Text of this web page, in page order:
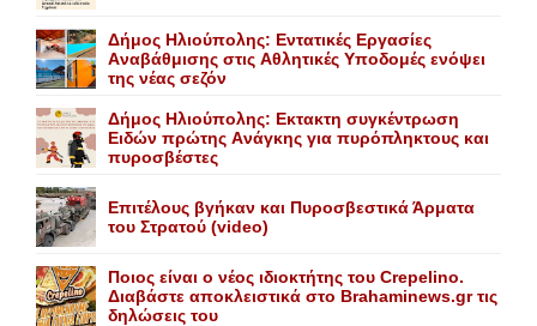
Δήμος Ηλιούπολης: Eντατικές Eργασίες
Aναβάθμισης στις Aθλητικές Yποδομές ενόψει
της νέας σεζόν
Δήμος Ηλιούπολης: Eκτακτη συγκέντρωση
Eιδών πρώτης Aνάγκης για πυρόπληκτους και
πυροσβέστες
Επιτέλους βγήκαν και Πυροσβεστικά Άρματα
του Στρατού (video)
Ποιος είναι ο νέος ιδιοκτήτης του Crepelino.
Διαβάστε αποκλειστικά στο Brahaminews.gr τις
δηλώσεις του